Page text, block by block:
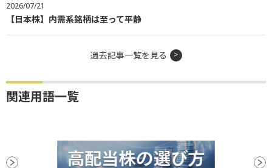
2026/07/21
【日本株】内需系銘柄は至って平静
過去記事一覧を見る
関連用語一覧